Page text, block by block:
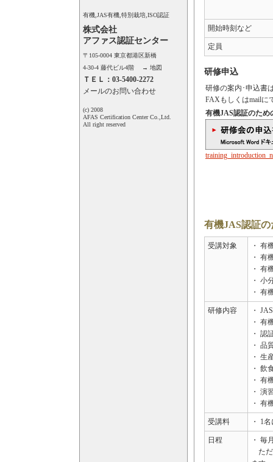
有機,JAS有機,特別栽培,ISO認証
株式会社
アファス認証センター
〒105-0004 東京都港区新橋
4-30-4 藤代ビル4階 → 地図
ＴＥＬ：03-5400-2272
メールのお問い合わせ
(c) 2008
AFAS Certification Center Co.,Ltd.
All right reserved
開始時刻など
定員
研修申込
研修の案内･申込書
FAXもしくはmailに
有機JAS認証のた
有機JAS認証
受講対象
・ 有
・ 有
・ 有
・ 小
・ 有
研修内容
・
・ 有
・ 認
・ 品
・ 生
・ 飲
・ 有
・ 演
・ 有
受講料 ・ 1
日程
・ 毎
ただ